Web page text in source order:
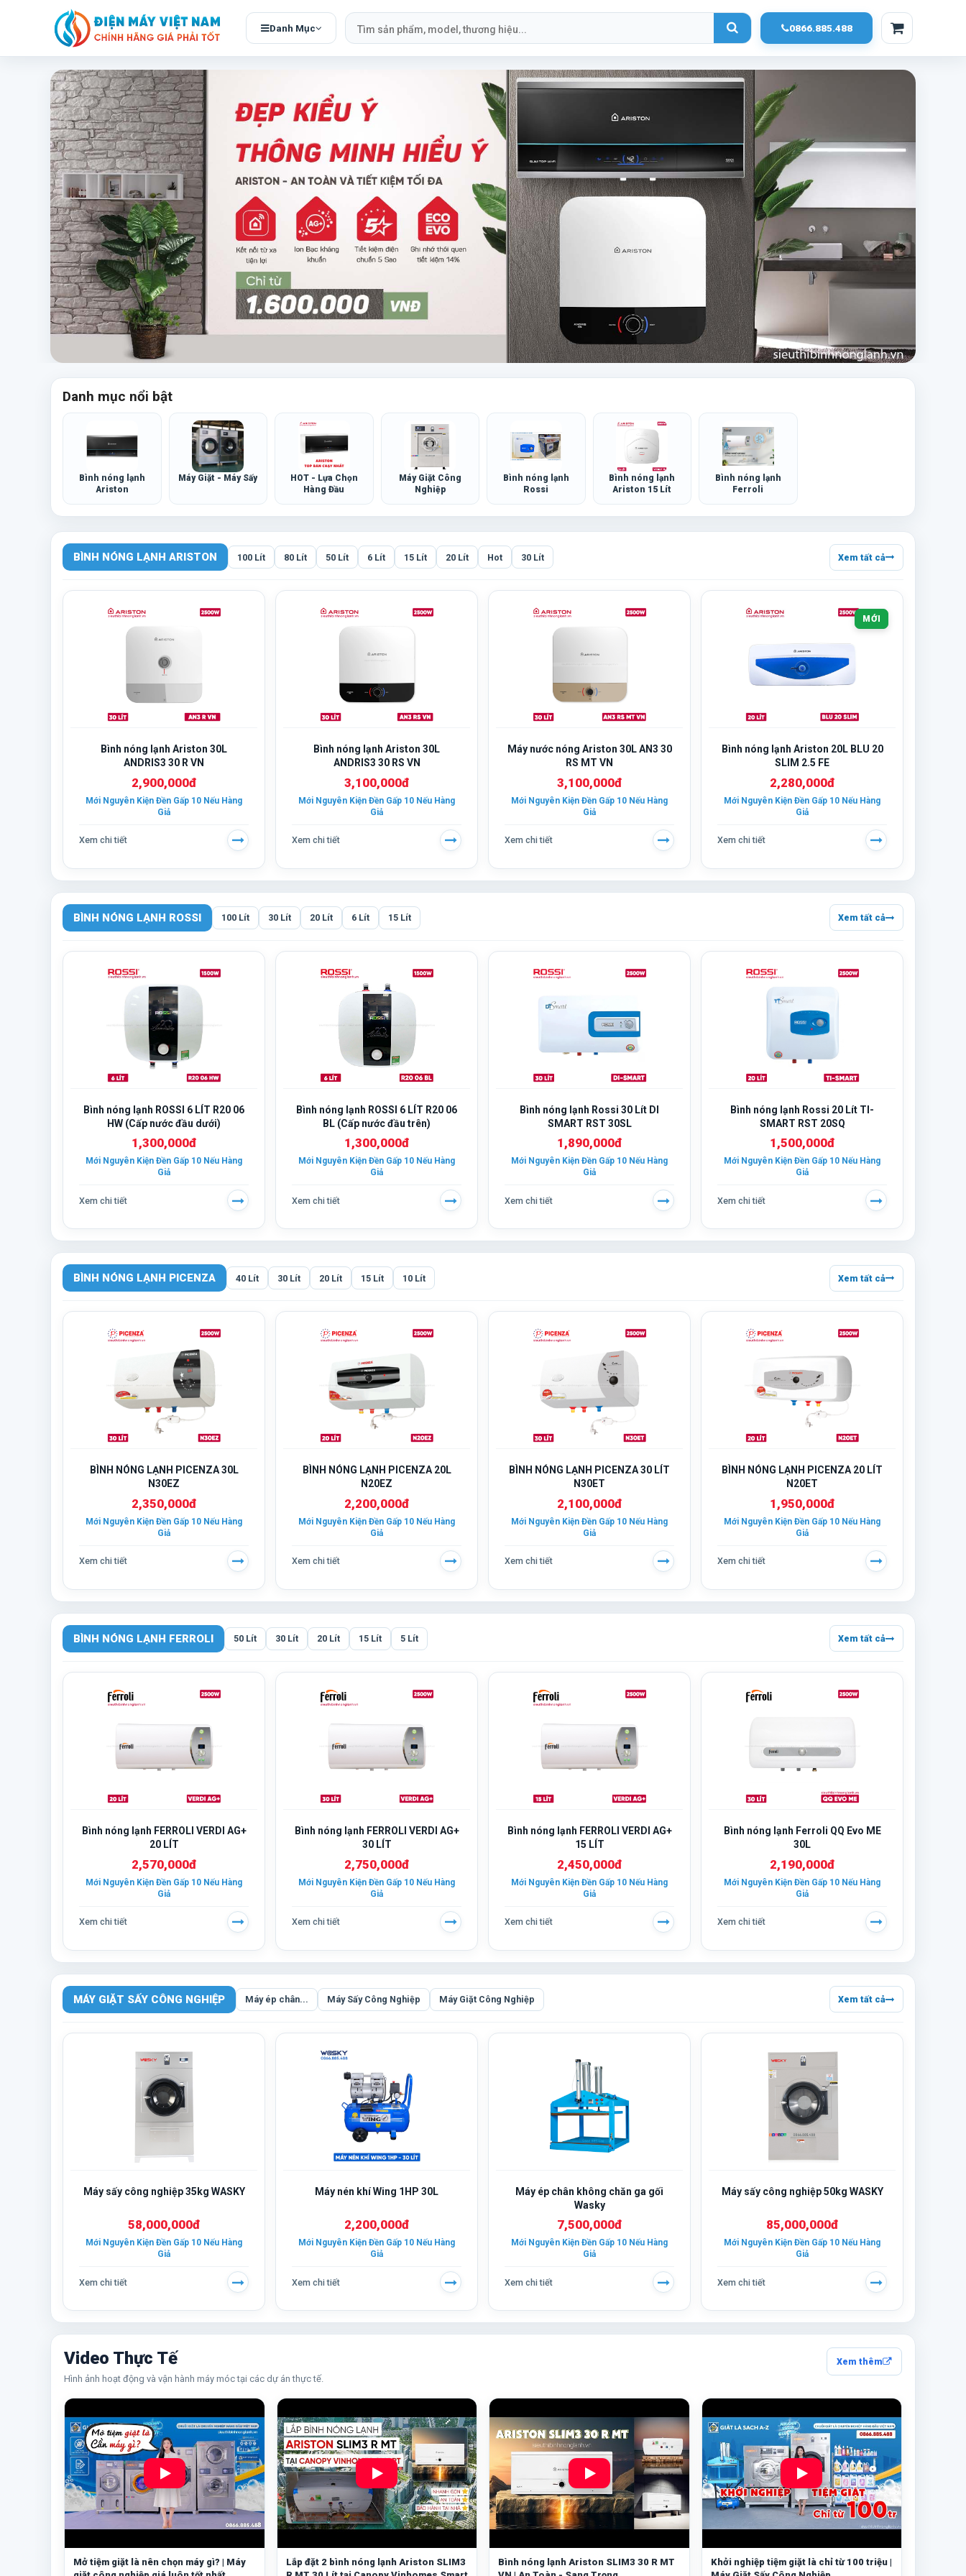
Danh Mục 0866.885.488
Điện Máy Việt Nam - Điện máy chính hãng giá tốt
Danh mục nổi bật
Bình nóng lạnh
Ariston
Máy Giặt - Máy Sấy
HOT - Lựa Chọn
Hàng Đầu
Máy Giặt Công
Nghiệp
Bình nóng lạnh
Rossi
Bình nóng lạnh
Ariston 15 Lít
Bình nóng lạnh
Ferroli
BÌNH NÓNG LẠNH ARISTON 100 Lít 80 Lít 50 Lít 6 Lít 15 Lít 20 Lít Hot 30 Lít Xem tất cả
Bình nóng lạnh Ariston 30L
ANDRIS3 30 R VN
2,900,000đ
Mới Nguyên Kiện Đền Gấp 10 Nếu Hàng
Giả
Xem chi tiết
Bình nóng lạnh Ariston 30L
ANDRIS3 30 RS VN
3,100,000đ
Mới Nguyên Kiện Đền Gấp 10 Nếu Hàng
Giả
Xem chi tiết
Máy nước nóng Ariston 30L AN3 30
RS MT VN
3,100,000đ
Mới Nguyên Kiện Đền Gấp 10 Nếu Hàng
Giả
Xem chi tiết
MỚI
Bình nóng lạnh Ariston 20L BLU 20
SLIM 2.5 FE
2,280,000đ
Mới Nguyên Kiện Đền Gấp 10 Nếu Hàng
Giả
Xem chi tiết
BÌNH NÓNG LẠNH ROSSI 100 Lít 30 Lít 20 Lít 6 Lít 15 Lít Xem tất cả
Bình nóng lạnh ROSSI 6 LÍT R20 06
HW (Cấp nước đầu dưới)
1,300,000đ
Mới Nguyên Kiện Đền Gấp 10 Nếu Hàng
Giả
Xem chi tiết
Bình nóng lạnh ROSSI 6 LÍT R20 06
BL (Cấp nước đầu trên)
1,300,000đ
Mới Nguyên Kiện Đền Gấp 10 Nếu Hàng
Giả
Xem chi tiết
Bình nóng lạnh Rossi 30 Lít DI
SMART RST 30SL
1,890,000đ
Mới Nguyên Kiện Đền Gấp 10 Nếu Hàng
Giả
Xem chi tiết
Bình nóng lạnh Rossi 20 Lít TI-
SMART RST 20SQ
1,500,000đ
Mới Nguyên Kiện Đền Gấp 10 Nếu Hàng
Giả
Xem chi tiết
BÌNH NÓNG LẠNH PICENZA 40 Lít 30 Lít 20 Lít 15 Lít 10 Lít Xem tất cả
BÌNH NÓNG LẠNH PICENZA 30L
N30EZ
2,350,000đ
Mới Nguyên Kiện Đền Gấp 10 Nếu Hàng
Giả
Xem chi tiết
BÌNH NÓNG LẠNH PICENZA 20L
N20EZ
2,200,000đ
Mới Nguyên Kiện Đền Gấp 10 Nếu Hàng
Giả
Xem chi tiết
BÌNH NÓNG LẠNH PICENZA 30 LÍT
N30ET
2,100,000đ
Mới Nguyên Kiện Đền Gấp 10 Nếu Hàng
Giả
Xem chi tiết
BÌNH NÓNG LẠNH PICENZA 20 LÍT
N20ET
1,950,000đ
Mới Nguyên Kiện Đền Gấp 10 Nếu Hàng
Giả
Xem chi tiết
BÌNH NÓNG LẠNH FERROLI 50 Lít 30 Lít 20 Lít 15 Lít 5 Lít Xem tất cả
Bình nóng lạnh FERROLI VERDI AG+
20 LÍT
2,570,000đ
Mới Nguyên Kiện Đền Gấp 10 Nếu Hàng
Giả
Xem chi tiết
Bình nóng lạnh FERROLI VERDI AG+
30 LÍT
2,750,000đ
Mới Nguyên Kiện Đền Gấp 10 Nếu Hàng
Giả
Xem chi tiết
Bình nóng lạnh FERROLI VERDI AG+
15 LÍT
2,450,000đ
Mới Nguyên Kiện Đền Gấp 10 Nếu Hàng
Giả
Xem chi tiết
Bình nóng lạnh Ferroli QQ Evo ME
30L
2,190,000đ
Mới Nguyên Kiện Đền Gấp 10 Nếu Hàng
Giả
Xem chi tiết
MÁY GIẶT SẤY CÔNG NGHIỆP Máy ép chân... Máy Sấy Công Nghiệp Máy Giặt Công Nghiệp Xem tất cả
Máy sấy công nghiệp 35kg WASKY
58,000,000đ
Mới Nguyên Kiện Đền Gấp 10 Nếu Hàng
Giả
Xem chi tiết
Máy nén khí Wing 1HP 30L
2,200,000đ
Mới Nguyên Kiện Đền Gấp 10 Nếu Hàng
Giả
Xem chi tiết
Máy ép chân không chăn ga gối
Wasky
7,500,000đ
Mới Nguyên Kiện Đền Gấp 10 Nếu Hàng
Giả
Xem chi tiết
Máy sấy công nghiệp 50kg WASKY
85,000,000đ
Mới Nguyên Kiện Đền Gấp 10 Nếu Hàng
Giả
Xem chi tiết
Video Thực Tế
Hình ảnh hoạt động và vận hành máy móc tại các dự án thực tế.
Xem thêm
Mở tiệm giặt là nên chọn máy gì? | Máy
Lắp đặt 2 bình nóng lạnh Ariston SLIM3
Bình nóng lạnh Ariston SLIM3 30 R MT
Khởi nghiệp tiệm giặt là chỉ từ 100 triệu |